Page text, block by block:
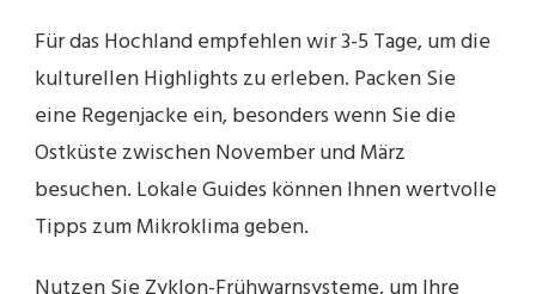
Für das Hochland empfehlen wir 3-5 Tage, um die
kulturellen Highlights zu erleben. Packen Sie
eine Regenjacke ein, besonders wenn Sie die
Ostküste zwischen November und März
besuchen. Lokale Guides können Ihnen wertvolle
Tipps zum Mikroklima geben.